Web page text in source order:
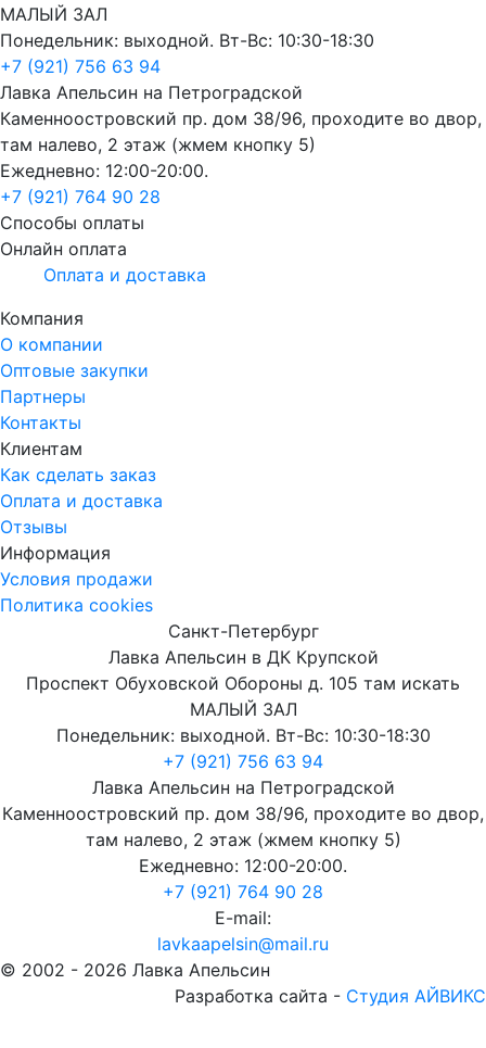
МАЛЫЙ ЗАЛ
Понедельник: выходной. Вт-Вс: 10:30-18:30
+7 (921) 756 63 94
Лавка Апельсин на Петроградской
Каменноостровский пр. дом 38/96, проходите во двор,
там налево, 2 этаж (жмем кнопку 5)
Ежедневно: 12:00-20:00.
+7 (921) 764 90 28
Способы оплаты
Онлайн оплата
Оплата и доставка
Компания
О компании
Оптовые закупки
Партнеры
Контакты
Клиентам
Как сделать заказ
Оплата и доставка
Отзывы
Информация
Условия продажи
Политика cookies
Санкт-Петербург
Лавка Апельсин в ДК Крупской
Проспект Обуховской Обороны д. 105 там искать
МАЛЫЙ ЗАЛ
Понедельник: выходной. Вт-Вс: 10:30-18:30
+7 (921) 756 63 94
Лавка Апельсин на Петроградской
Каменноостровский пр. дом 38/96, проходите во двор,
там налево, 2 этаж (жмем кнопку 5)
Ежедневно: 12:00-20:00.
+7 (921) 764 90 28
E-mail:
lavkaapelsin@mail.ru
© 2002 - 2026 Лавка Апельсин
Разработка сайта - Студия АЙВИКС